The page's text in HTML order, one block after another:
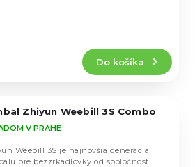
Do košíka
Zhiyun Weebill 3S Combo
V PRAHE
Weebill 3S je najnovšia generácia
pre bezzrkadlovky od spoločnosti